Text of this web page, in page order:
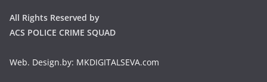
All Rights Reserved by
ACS POLICE CRIME SQUAD
Web. Design.by: MKDIGITALSEVA.com